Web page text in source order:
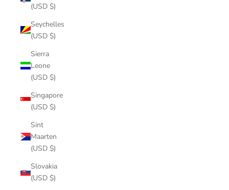
(USD $)
Seychelles
(USD $)
Sierra
Leone
(USD $)
Singapore
(USD $)
Sint
Maarten
(USD $)
Slovakia
(USD $)